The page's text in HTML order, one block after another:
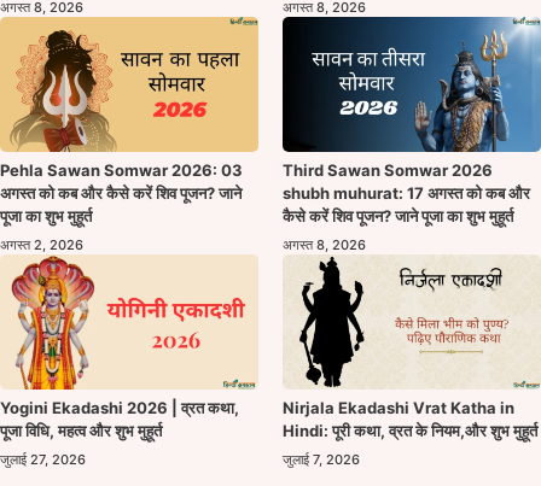
अगस्त 8, 2026 अगस्त 8, 2026
Pehla Sawan Somwar 2026: 03
अगस्त को कब और कैसे करें शिव पूजन? जाने
पूजा का शुभ मुहूर्त
अगस्त 2, 2026
Third Sawan Somwar 2026
shubh muhurat: 17 अगस्त को कब और
कैसे करें शिव पूजन? जाने पूजा का शुभ मुहूर्त
अगस्त 8, 2026
Yogini Ekadashi 2026 | व्रत कथा,
पूजा विधि, महत्व और शुभ मुहूर्त
जुलाई 27, 2026
Nirjala Ekadashi Vrat Katha in
Hindi: पूरी कथा, व्रत के नियम,और शुभ मुहूर्त
जुलाई 7, 2026